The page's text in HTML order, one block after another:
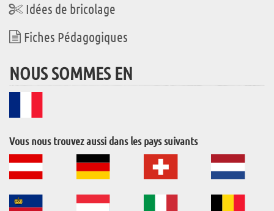
Idées de bricolage
Fiches Pédagogiques
NOUS SOMMES EN
Vous nous trouvez aussi dans les pays suivants